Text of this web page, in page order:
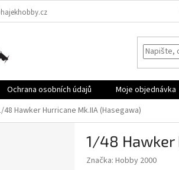
Ochrana osobních údajů Moje objednávka
48 Hawker Hurricane Mk.IIA (Hasegawa)
1/48 Hawker
Značka: Hobby 2000